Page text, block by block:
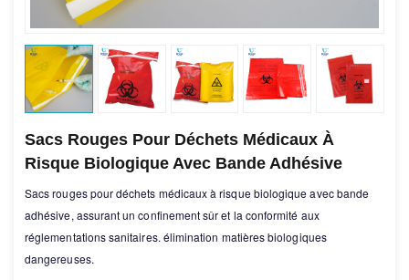
Sacs Rouges Pour Déchets Médicaux À
Risque Biologique Avec Bande Adhésive
Sacs rouges pour déchets médicaux à risque biologique avec bande
adhésive, assurant un confinement sûr et la conformité aux
réglementations sanitaires. élimination matières biologiques
dangereuses.